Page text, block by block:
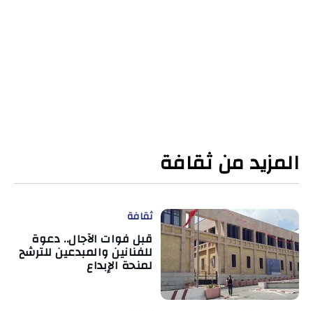
المزيد من ثقافة
ثقافة
قبل فوات الآجال.. دعوة
للفنانين والمبدعين للترشح
لمنحة الإبداع